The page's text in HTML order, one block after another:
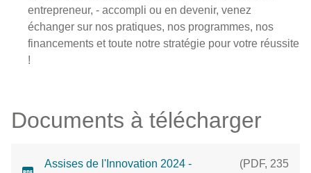
entrepreneur, - accompli ou en devenir, venez
échanger sur nos pratiques, nos programmes, nos
financements et toute notre stratégie pour votre réussite
!
Documents à télécharger
Assises de l'Innovation 2024 -
(PDF, 235